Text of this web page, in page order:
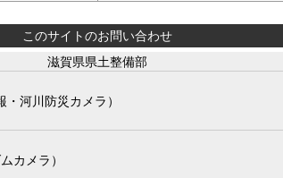
このサイトのお問い合わせ
滋賀県県土整備部
河川防災カメラ）
カメラ）